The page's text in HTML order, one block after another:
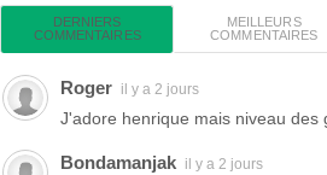
DERNIERS
COMMENTAIRES
MEILLEURS
COMMENTAIRES
Roger il y a 2 jours
J'adore henrique mais niveau des
Bondamanjak il y a 2 jours